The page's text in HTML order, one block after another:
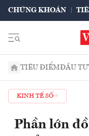
CHỨNG KHOÁN
TIÊU ĐIỂMĐẦU TƯ
KINH TẾ SỐ
Phần lớn